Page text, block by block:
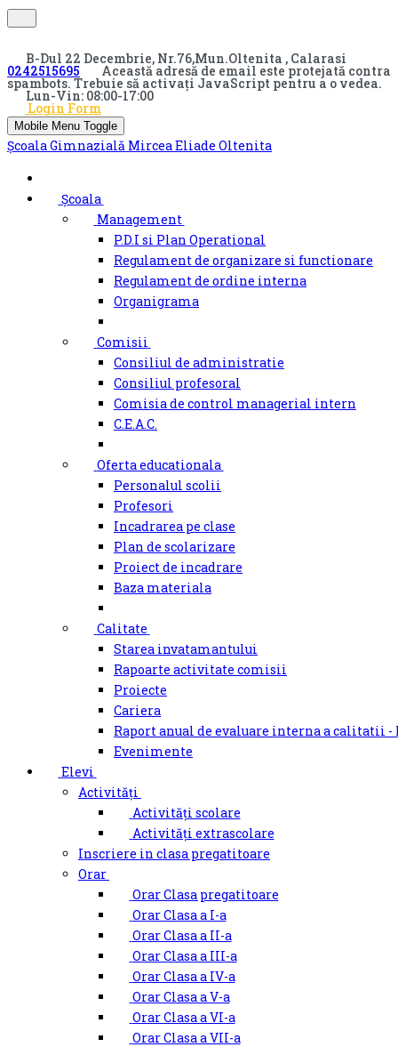
B-Dul 22 Decembrie, Nr.76,Mun.Oltenita , Calarasi
0242515695 Această adresă de email este protejată contra
spambots. Trebuie să activați JavaScript pentru a o vedea.
Lun-Vin: 08:00-17:00
Login Form
Mobile Menu Toggle
Școala Gimnazială Mircea Eliade Oltenita
Școala
Management
P.D.I si Plan Operational
Regulament de organizare si functionare
Regulament de ordine interna
Organigrama
Comisii
Consiliul de administratie
Consiliul profesoral
Comisia de control managerial intern
C.E.A.C.
Oferta educationala
Personalul scolii
Profesori
Incadrarea pe clase
Plan de scolarizare
Proiect de incadrare
Baza materiala
Calitate
Starea invatamantului
Rapoarte activitate comisii
Proiecte
Cariera
Raport anual de evaluare interna a calitatii -
Evenimente
Elevi
Activități
Activități scolare
Activități extrascolare
Inscriere in clasa pregatitoare
Orar
Orar Clasa pregatitoare
Orar Clasa a I-a
Orar Clasa a II-a
Orar Clasa a III-a
Orar Clasa a IV-a
Orar Clasa a V-a
Orar Clasa a VI-a
Orar Clasa a VII-a